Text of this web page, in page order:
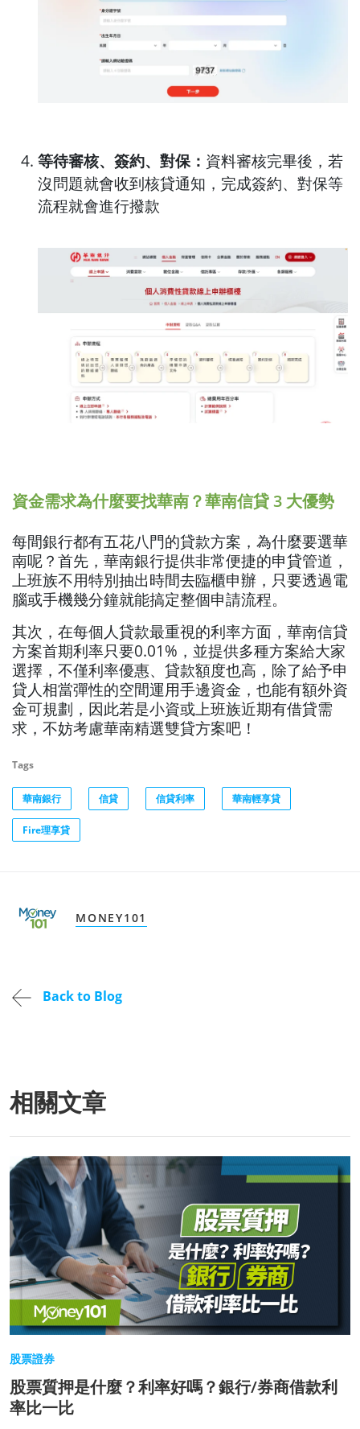
等待審核、簽約、對保： 資料審核完畢後，若
沒問題就會收到核貸通知，完成簽約、對保等
流程就會進行撥款
資金需求為什麼要找華南？華南信貸 3 大優勢
每間銀行都有五花八門的貸款方案，為什麼要選華
南呢？首先，華南銀行提供非常便捷的申貸管道，
上班族不用特別抽出時間去臨櫃申辦，只要透過電
腦或手機幾分鐘就能搞定整個申請流程。
其次，在每個人貸款最重視的利率方面，華南信貸
方案首期利率只要0.01%，並提供多種方案給大家
選擇，不僅利率優惠、貸款額度也高，除了給予申
貸人相當彈性的空間運用手邊資金，也能有額外資
金可規劃，因此若是小資或上班族近期有借貸需
求，不妨考慮華南精選雙貸方案吧！
Tags
華南銀行 信貸 信貸利率 華南輕享貸
Fire理享貸
MONEY101
Back to Blog
相關文章
股票證券
股票質押是什麼？利率好嗎？銀行/券商借款利
率比一比